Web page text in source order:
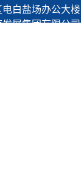
白盐场办公大楼
展集团有限公司